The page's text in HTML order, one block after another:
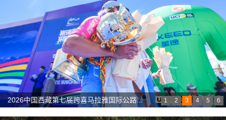
Polished to Perfection DT Swiss发...
SCHWALBE 德燕展位赢好礼！2026富龙山...
1 2 3 4 5 6